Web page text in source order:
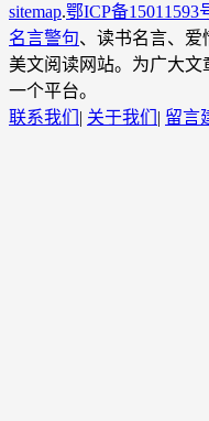
sitemap.鄂ICP备15011593
名言警句、读书名言、爱
美文阅读网站。为广大
一个平台。
联系我们 | 关于我们 | 留言